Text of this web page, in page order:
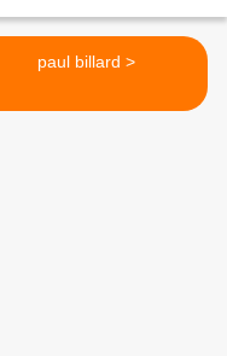
paul billard >